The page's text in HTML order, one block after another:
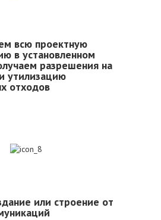
всю проектную
в установленном
разрешения на
утилизацию
отходов
или строение от